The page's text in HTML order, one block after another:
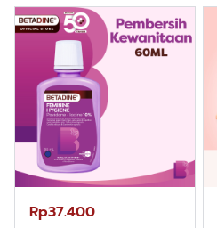
Rp37.400